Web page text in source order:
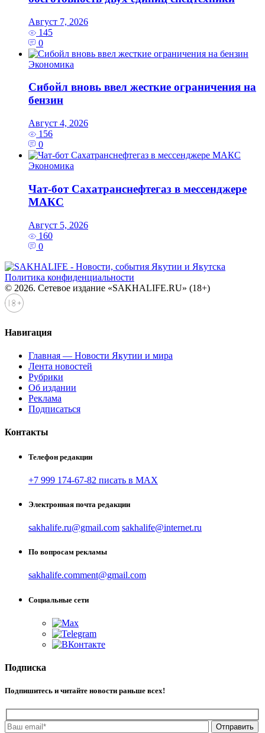
Август 7, 2026
145
0
Экономика
Сибойл вновь ввел жесткие ограничения на
бензин
Август 4, 2026
156
0
Экономика
Чат-бот Сахатранснефтегаз в мессенджере
МАКС
Август 5, 2026
160
0
Политика конфиденциальности
© 2026. Сетевое издание «SAKHALIFE.RU» (18+)
Навигация
Главная — Новости Якутии и мира
Лента новостей
Рубрики
Об издании
Реклама
Подписаться
Контакты
Телефон редакции
+7 999 174-67-82 писать в MAX
Электронная почта редакции
sakhalife.ru@gmail.com sakhalife@internet.ru
По вопросам рекламы
sakhalife.comment@gmail.com
Социальные сети
Подписка
Подпишитесь и читайте новости раньше всех!
Отправить